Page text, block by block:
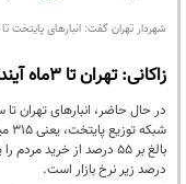
شهردار تهران گفت: انبارهای پایتخت
زاکانی: تهران تا ۳ماه آینده مملو از کالاهای اساسی است
در حال حاضر، انبارهای تهران
درصد زیر نرخ بازار است.